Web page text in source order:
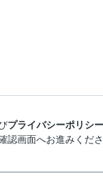
プライバシーポリシー
認画面へお進みくださ